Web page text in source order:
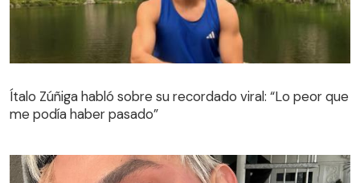
Ítalo Zúñiga habló sobre su recordado viral: “Lo peor que
me podía haber pasado”